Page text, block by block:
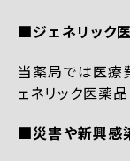
■ジェネリック
当薬局では医療
ェネリック医薬
■災害や新興感